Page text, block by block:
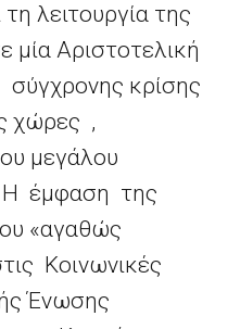
λειτουργία της
Αριστοτελική
σύγχρονης κρίσης
χώρες ,
μεγάλου
έμφαση της
«αγαθώς
Κοινωνικές
Ένωσης